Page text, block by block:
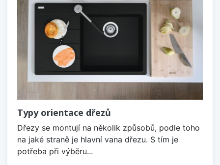
Typy orientace dřezů
Dřezy se montují na několik způsobů, podle toho
na jaké straně je hlavní vana dřezu. S tím je
potřeba při výběru...